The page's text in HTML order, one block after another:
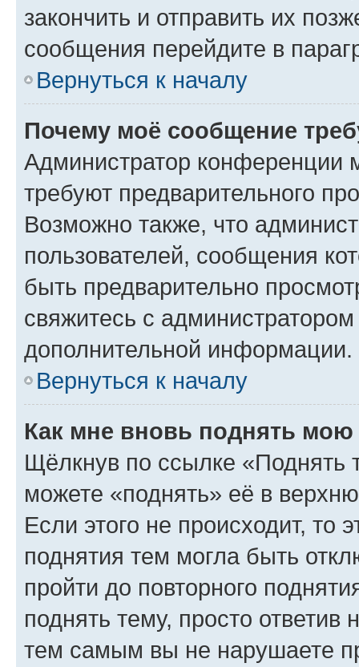
закончить и отправить их
сообщения перейдите в
Вернуться к началу
Почему моё сообщение
Администратор конференции
требуют предварительного
Возможно также, что
пользователей, сообщения
быть предварительно
свяжитесь с
дополнительной информации.
Вернуться к началу
Как мне вновь поднять мою
Щёлкнув по ссылке «Поднять
можете «поднять» её в
Если этого не происходит, то
поднятия тем могла быть
пройти до повторного
поднять тему, просто ответив
тем самым вы не нарушаете